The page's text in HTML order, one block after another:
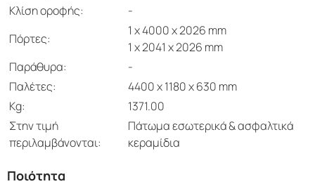
Κλίση οροφής:
-
Πόρτες:
1 x 4000 x 2026 mm
1 x 2041 x 2026 mm
Παράθυρα:
-
Παλέτες:
4400 x 1180 x 630 mm
Kg:
1371.00
Στην τιμή
περιλαμβάνονται:
Πάτωμα εσωτερικά & ασφαλτικά
κεραμίδια
Ποιότητα